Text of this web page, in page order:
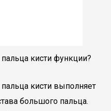
кисти функции?
кисти выполняет
большого пальца.